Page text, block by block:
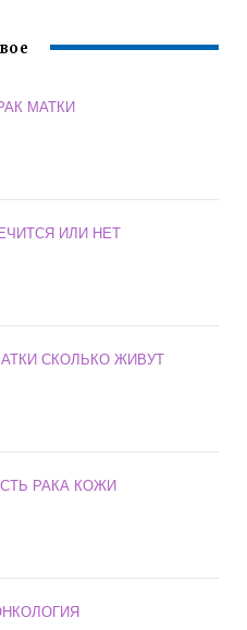
МАТКИ
ИЛИ НЕТ
СКОЛЬКО ЖИВУТ
РАКА КОЖИ